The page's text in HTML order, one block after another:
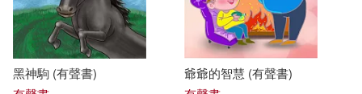
黑神駒 (有聲書)
爺爺的智慧 (有聲書)